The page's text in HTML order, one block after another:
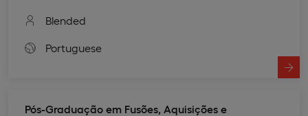
Blended
Portuguese
Pós-Graduação em Fusões, Aquisições e